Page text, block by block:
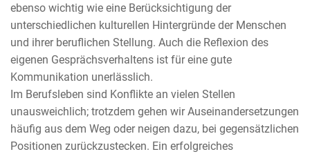
ebenso wichtig wie eine Berücksichtigung der
unterschiedlichen kulturellen Hintergründe der Menschen
und ihrer beruflichen Stellung. Auch die Reflexion des
eigenen Gesprächsverhaltens ist für eine gute
Kommunikation unerlässlich.
Im Berufsleben sind Konflikte an vielen Stellen
unausweichlich; trotzdem gehen wir Auseinandersetzungen
häufig aus dem Weg oder neigen dazu, bei gegensätzlichen
Positionen zurückzustecken. Ein erfolgreiches